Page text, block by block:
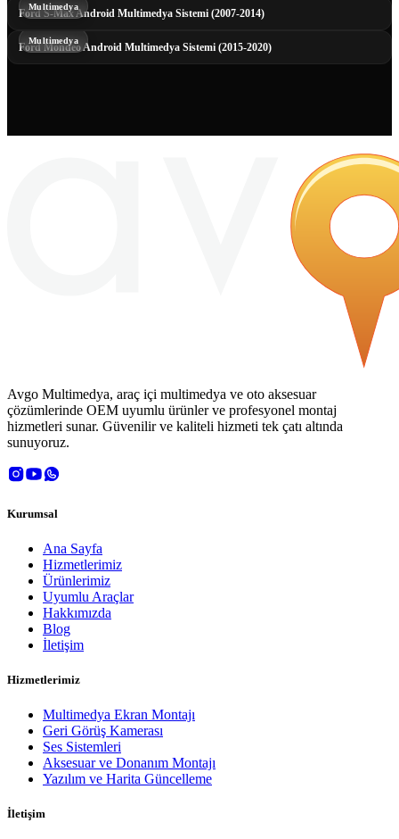
Ford S-Max Android Multimedya Sistemi (2007-2014)
Multimedya
Ford Mondeo Android Multimedya Sistemi (2015-2020)
Multimedya
Avgo Multimedya, araç içi multimedya ve oto aksesuar
çözümlerinde OEM uyumlu ürünler ve profesyonel montaj
hizmetleri sunar. Güvenilir ve kaliteli hizmeti tek çatı altında
sunuyoruz.
Kurumsal
Ana Sayfa
Hizmetlerimiz
Ürünlerimiz
Uyumlu Araçlar
Hakkımızda
Blog
İletişim
Hizmetlerimiz
Multimedya Ekran Montajı
Geri Görüş Kamerası
Ses Sistemleri
Aksesuar ve Donanım Montajı
Yazılım ve Harita Güncelleme
İletişim